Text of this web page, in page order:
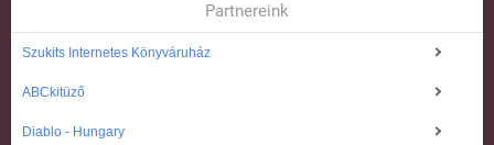
Partnereink
Szukits Internetes Könyváruház
ABCkitüző
Diablo - Hungary